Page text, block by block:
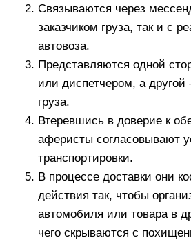
Связываются через
заказчиком груза, так и с
автовоза.
Представляются одной
или диспетчером, а
груза.
Втеревшись в доверие к
аферисты согласовывают
транспортировки.
В процессе доставки они
действия так, чтобы
автомобиля или товара в
чего скрываются с